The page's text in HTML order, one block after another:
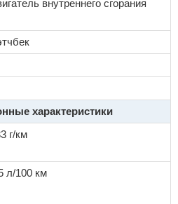
внутреннего сгорания
характеристики
г/км
л/100 км